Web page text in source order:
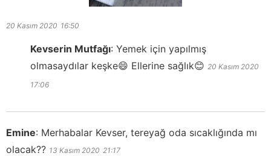
20 Kasım 2020 16:50
Kevserin Mutfağı: Yemek için yapılmış
olmasaydılar keşke😄 Ellerine sağlık😊 20 Kasım 2020
17:06
Emine: Merhabalar Kevser, tereyağ oda sıcaklığında mı
olacak?? 13 Kasım 2020 21:17